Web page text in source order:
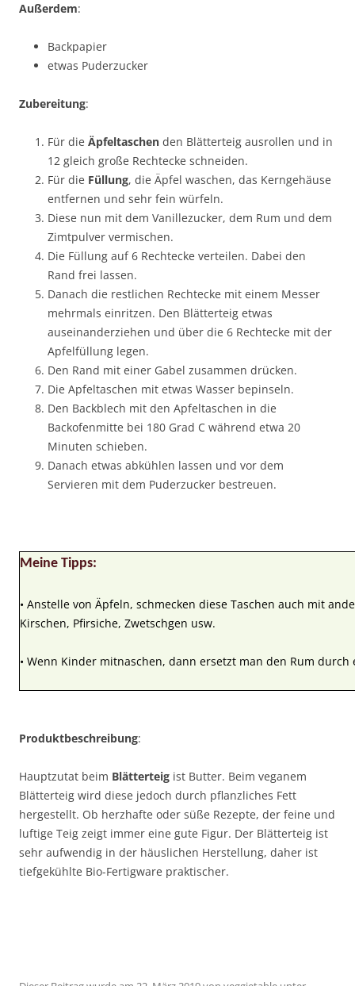
Außerdem:
Backpapier
etwas Puderzucker
Zubereitung:
Für die Äpfeltaschen den Blätterteig ausrollen und in
12 gleich große Rechtecke schneiden.
Für die Füllung, die Äpfel waschen, das Kerngehäuse
entfernen und sehr fein würfeln.
Diese nun mit dem Vanillezucker, dem Rum und dem
Zimtpulver vermischen.
Die Füllung auf 6 Rechtecke verteilen. Dabei den
Rand frei lassen.
Danach die restlichen Rechtecke mit einem Messer
mehrmals einritzen. Den Blätterteig etwas
auseinanderziehen und über die 6 Rechtecke mit der
Apfelfüllung legen.
Den Rand mit einer Gabel zusammen drücken.
Die Apfeltaschen mit etwas Wasser bepinseln.
Den Backblech mit den Apfeltaschen in die
Backofenmitte bei 180 Grad C während etwa 20
Minuten schieben.
Danach etwas abkühlen lassen und vor dem
Servieren mit dem Puderzucker bestreuen.
Meine Tipps:
• Anstelle von Äpfeln, schmecken diese Taschen auch mit
Kirschen, Pfirsiche, Zwetschgen usw.
• Wenn Kinder mitnaschen, dann ersetzt man den Rum durch
Produktbeschreibung:
Hauptzutat beim Blätterteig ist Butter. Beim veganem
Blätterteig wird diese jedoch durch pflanzliches Fett
hergestellt. Ob herzhafte oder süße Rezepte, der feine und
luftige Teig zeigt immer eine gute Figur. Der Blätterteig ist
sehr aufwendig in der häuslichen Herstellung, daher ist
tiefgekühlte Bio-Fertigware praktischer.